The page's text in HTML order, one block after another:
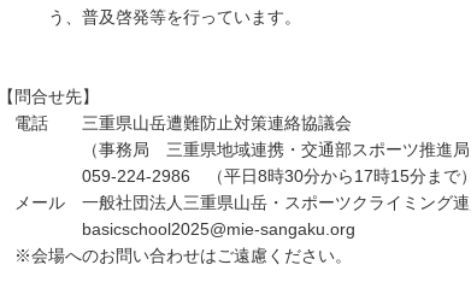
う、普及啓発等を行っています。
【問合せ先】
電話 三重県山岳遭難防止対策連絡協議会
（事務局 三重県地域連携・交通部スポーツ推進局ス
059-224-2986 （平日8時30分から17時15分まで）
メール 一般社団法人三重県山岳・スポーツクライミング
basicschool2025@mie-sangaku.org
※会場へのお問い合わせはご遠慮ください。